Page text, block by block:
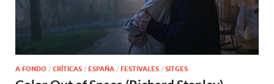
A FONDO / CRÍTICAS / ESPAÑA / FESTIVALES / SITGES